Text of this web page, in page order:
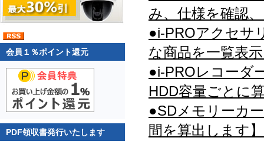
会員１％ポイント還元
PDF領収書発行いたします
み、仕様を確認
●i-PROアクセサ
な商品を一覧表
●i-PROレコーダ
HDD容量ごとに
●SDメモリーカ
間を算出します】